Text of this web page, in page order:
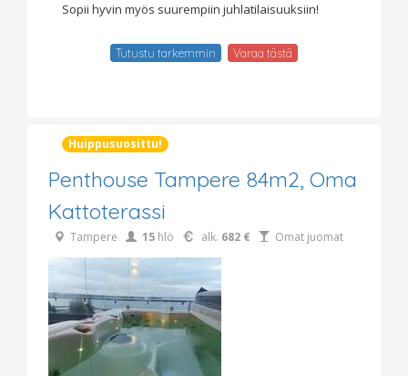
Sopii hyvin myös suurempiin juhlatilaisuuksiin!
Tutustu tarkemmin Varaa tästä
Huippusuosittu!
Penthouse Tampere 84m2, Oma
Kattoterassi
Tampere 15 hlö alk. 682 € Omat juomat